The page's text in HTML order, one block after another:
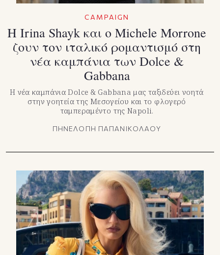
CAMPAIGN
Η Irina Shayk και ο Michele Morrone
ζουν τον ιταλικό ρομαντισμό στη
νέα καμπάνια των Dolce &
Gabbana
Η νέα καμπάνια Dolce & Gabbana μας ταξιδεύει νοητά
στην γοητεία της Μεσογείου και το φλογερό
ταμπεραμέντο της Napoli.
ΠΗΝΕΛΟΠΗ ΠΑΠΑΝΙΚΟΛΑΟΥ